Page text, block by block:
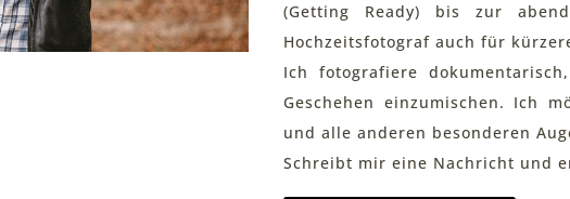
(Getting Ready) bis zur
Hochzeitsfotograf auch für
Ich fotografiere
Geschehen einzumischen. Ich
und alle anderen besonderen
Schreibt mir eine Nachricht und